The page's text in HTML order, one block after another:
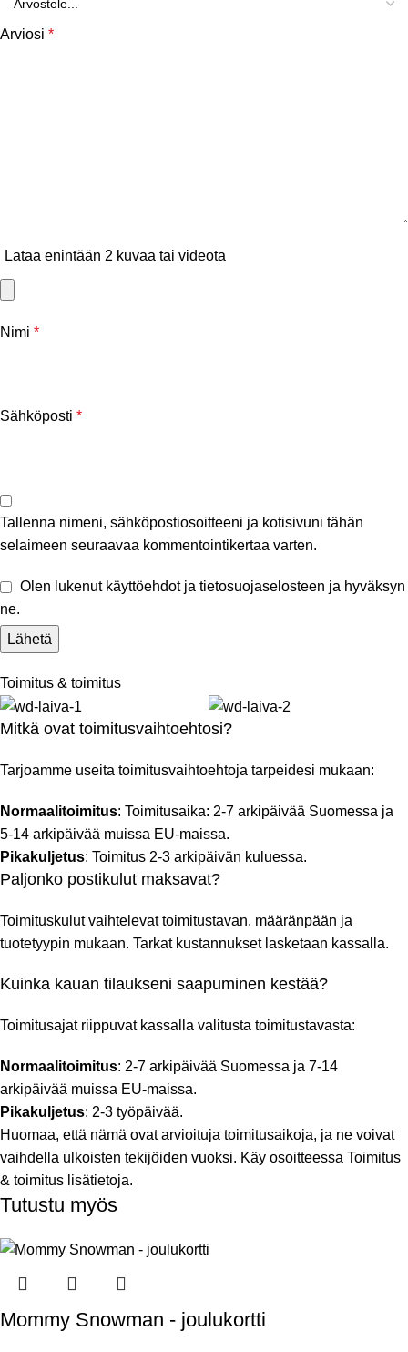
Arviosi *
Lataa enintään 2 kuvaa tai videota
Nimi *
Sähköposti *
Tallenna nimeni, sähköpostiosoitteeni ja kotisivuni tähän
selaimeen seuraavaa kommentointikertaa varten.
Olen lukenut käyttöehdot ja tietosuojaselosteen ja hyväksyn
ne.
Toimitus & toimitus
Mitkä ovat toimitusvaihtoehtosi?
Tarjoamme useita toimitusvaihtoehtoja tarpeidesi mukaan:
Normaalitoimitus: Toimitusaika: 2-7 arkipäivää Suomessa ja
5-14 arkipäivää muissa EU-maissa.
Pikakuljetus: Toimitus 2-3 arkipäivän kuluessa.
Paljonko postikulut maksavat?
Toimituskulut vaihtelevat toimitustavan, määränpään ja
tuotetyypin mukaan. Tarkat kustannukset lasketaan kassalla.
Kuinka kauan tilaukseni saapuminen kestää?
Toimitusajat riippuvat kassalla valitusta toimitustavasta:
Normaalitoimitus: 2-7 arkipäivää Suomessa ja 7-14
arkipäivää muissa EU-maissa.
Pikakuljetus: 2-3 työpäivää.
Huomaa, että nämä ovat arvioituja toimitusaikoja, ja ne voivat
vaihdella ulkoisten tekijöiden vuoksi. Käy osoitteessa Toimitus
& toimitus lisätietoja.
Tutustu myös
Mommy Snowman - joulukortti